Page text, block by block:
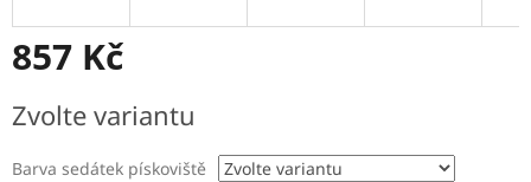
857 Kč
cena:
Zvolte variantu
Barva sedátek pískoviště